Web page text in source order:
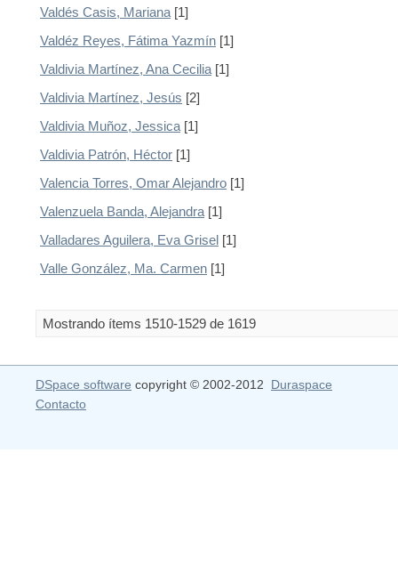
Valdés Casis, Mariana [1]
Valdéz Reyes, Fátima Yazmín [1]
Valdivia Martínez, Ana Cecilia [1]
Valdivia Martínez, Jesús [2]
Valdivia Muñoz, Jessica [1]
Valdivia Patrón, Héctor [1]
Valencia Torres, Omar Alejandro [1]
Valenzuela Banda, Alejandra [1]
Valladares Aguilera, Eva Grisel [1]
Valle González, Ma. Carmen [1]
Mostrando ítems 1510-1529 de 1619
DSpace software copyright © 2002-2012 Duraspace
Contacto